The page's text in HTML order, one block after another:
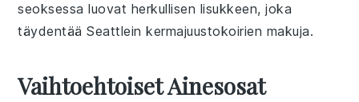
seoksessa luovat herkullisen lisukkeen, joka
täydentääSeattlein kermajuustokoirien makuja.
Vaihtoehtoiset Ainesosat